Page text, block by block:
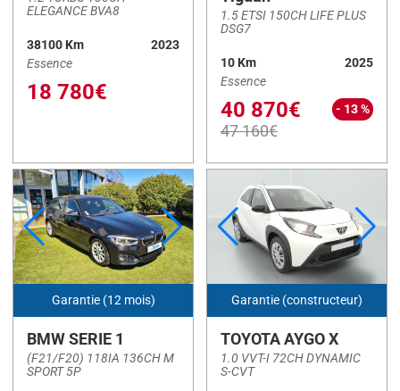
€ - €
Année
-
ELEGANCE BVA8
38100 Km
2023
Essence
18 780€
1.5 ETSI 150CH LIFE PLUS
DSG7
10 Km
2025
Essence
40 870€
47 160€
- 13 %
Garantie (12 mois)
BMW SERIE 1
(F21/F20) 118IA 136CH M
SPORT 5P
Garantie (constructeur)
TOYOTA AYGO X
1.0 VVT-I 72CH DYNAMIC
S-CVT